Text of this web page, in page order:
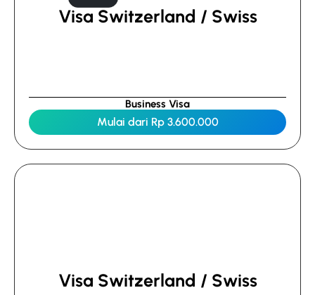
Visa Switzerland / Swiss
Business Visa
Mulai dari Rp 3.600.000
Visa Switzerland / Swiss